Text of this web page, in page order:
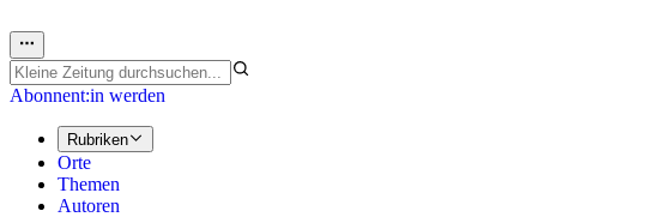
Abonnent:in werden
Rubriken
Orte
Themen
Autoren